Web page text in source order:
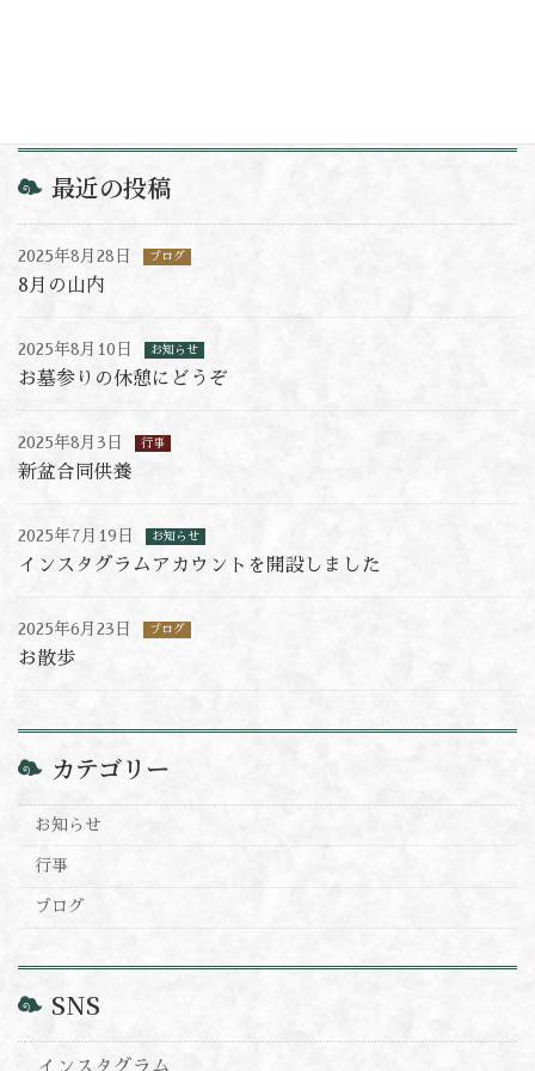
最近の投稿
2025年8月28日 ブログ
8月の山内
2025年8月10日 お知らせ
お墓参りの休憩にどうぞ
2025年8月3日 行事
新盆合同供養
2025年7月19日 お知らせ
インスタグラムアカウントを開設しました
2025年6月23日 ブログ
お散歩
カテゴリー
お知らせ
行事
ブログ
SNS